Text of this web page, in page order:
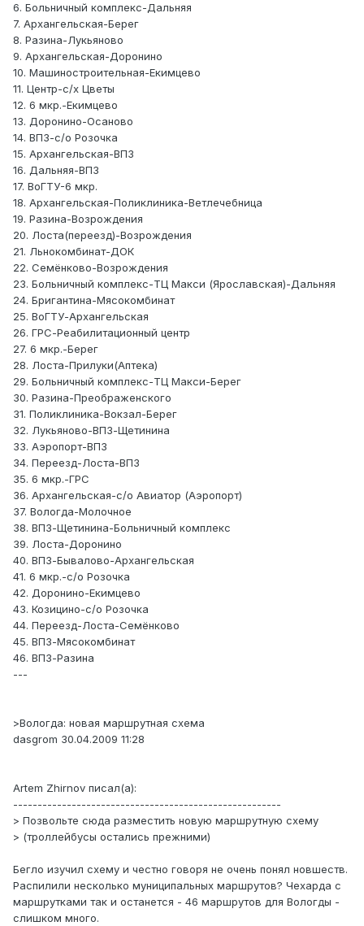
6. Больничный комплекс-Дальняя
7. Архангельская-Берег
8. Разина-Лукьяново
9. Архангельская-Доронино
10. Машиностроительная-Екимцево
11. Центр-с/х Цветы
12. 6 мкр.-Екимцево
13. Доронино-Осаново
14. ВПЗ-с/о Розочка
15. Архангельская-ВПЗ
16. Дальняя-ВПЗ
17. ВоГТУ-6 мкр.
18. Архангельская-Поликлиника-Ветлечебница
19. Разина-Возрождения
20. Лоста(переезд)-Возрождения
21. Льнокомбинат-ДОК
22. Семёнково-Возрождения
23. Больничный комплекс-ТЦ Макси (Ярославская)-Дальняя
24. Бригантина-Мясокомбинат
25. ВоГТУ-Архангельская
26. ГРС-Реабилитационный центр
27. 6 мкр.-Берег
28. Лоста-Прилуки(Аптека)
29. Больничный комплекс-ТЦ Макси-Берег
30. Разина-Преображенского
31. Поликлиника-Вокзал-Берег
32. Лукьяново-ВПЗ-Щетинина
33. Аэропорт-ВПЗ
34. Переезд-Лоста-ВПЗ
35. 6 мкр.-ГРС
36. Архангельская-с/о Авиатор (Аэропорт)
37. Вологда-Молочное
38. ВПЗ-Щетинина-Больничный комплекс
39. Лоста-Доронино
40. ВПЗ-Бывалово-Архангельская
41. 6 мкр.-с/о Розочка
42. Доронино-Екимцево
43. Козицино-с/о Розочка
44. Переезд-Лоста-Семёнково
45. ВПЗ-Мясокомбинат
46. ВПЗ-Разина
---
>Вологда: новая маршрутная схема
dasgrom 30.04.2009 11:28
Artem Zhirnov писал(а):
-------------------------------------------------------
> Позвольте сюда разместить новую маршрутную схему
> (троллейбусы остались прежними)
Бегло изучил схему и честно говоря не очень понял новшеств.
Распилили несколько муниципальных маршрутов? Чехарда с
маршрутками так и останется - 46 маршрутов для Вологды -
слишком много.